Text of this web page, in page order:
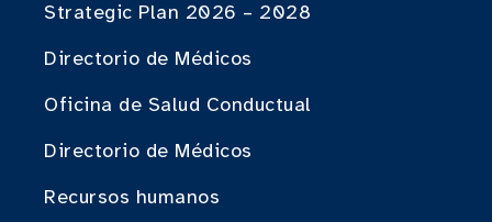
Strategic Plan 2026 – 2028
Directorio de Médicos
Oficina de Salud Conductual
Directorio de Médicos
Recursos humanos